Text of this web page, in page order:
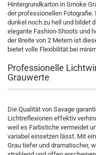
Hintergrundkarton in Smoke
der professionellen
dunkel noch zu hell und bildet
elegante Fashion-Shoots und
der Breite von 2 Metern ist
bietet volle Flexibilität bei
Professionelle
Grauwerte
Die Qualität von Savage
Lichtreflexionen effektiv
weil es Farbstiche vermeidet
variabel einsetzen lässt. Mit
Grau tiefer und dramatischer,